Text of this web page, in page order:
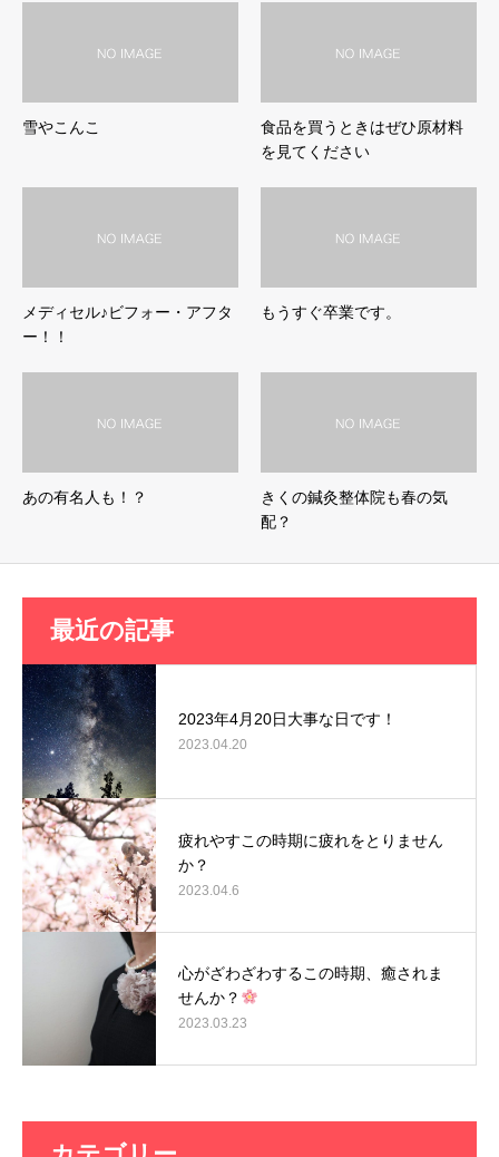
雪やこんこ
食品を買うときはぜひ原材料
を見てください
メディセル♪ビフォー・アフタ
ー！！
もうすぐ卒業です。
あの有名人も！？
きくの鍼灸整体院も春の気
配？
最近の記事
2023年4月20日大事な日です！
2023.04.20
疲れやすこの時期に疲れをとりません
か？
2023.04.6
心がざわざわするこの時期、癒されま
せんか？
2023.03.23